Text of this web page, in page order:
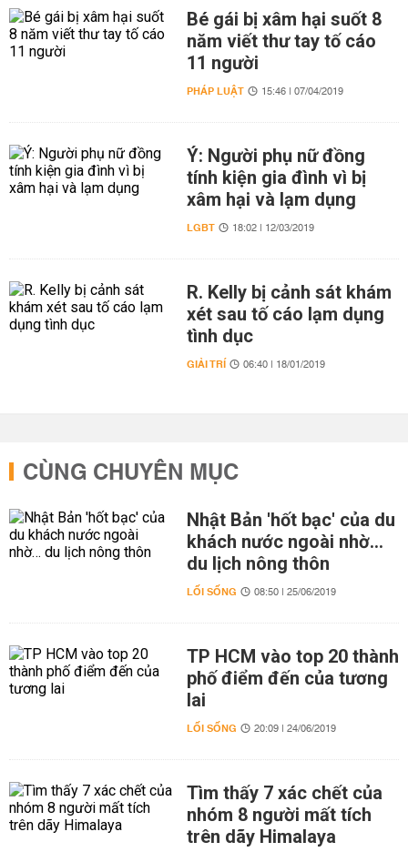
Bé gái bị xâm hại suốt 8
năm viết thư tay tố cáo
11 người
PHÁP LUẬT 15:46 | 07/04/2019
Ý: Người phụ nữ đồng
tính kiện gia đình vì bị
xâm hại và lạm dụng
LGBT 18:02 | 12/03/2019
R. Kelly bị cảnh sát khám
xét sau tố cáo lạm dụng
tình dục
GIẢI TRÍ 06:40 | 18/01/2019
CÙNG CHUYÊN MỤC
Nhật Bản 'hốt bạc' của du
khách nước ngoài nhờ…
du lịch nông thôn
LỐI SỐNG 08:50 | 25/06/2019
TP HCM vào top 20 thành
phố điểm đến của tương
lai
LỐI SỐNG 20:09 | 24/06/2019
Tìm thấy 7 xác chết của
nhóm 8 người mất tích
trên dãy Himalaya